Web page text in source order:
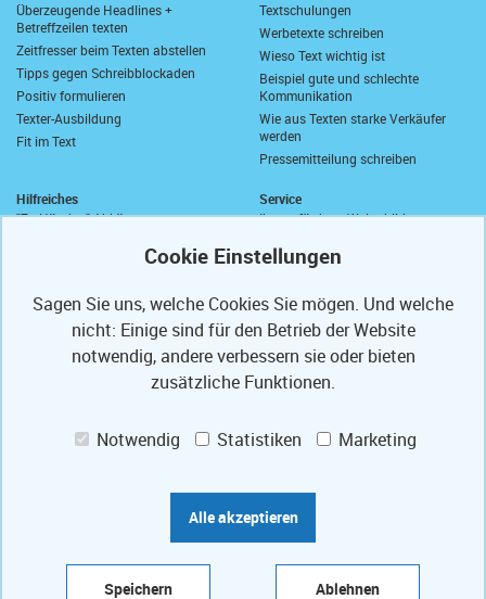
Überzeugende Headlines +
Betreffzeilen texten
Zeitfresser beim Texten abstellen
Tipps gegen Schreibblockaden
Positiv formulieren
Texter-Ausbildung
Fit im Text
Textschulungen
Werbetexte schreiben
Wieso Text wichtig ist
Beispiel gute und schlechte
Kommunikation
Wie aus Texten starke Verkäufer
werden
Pressemitteilung schreiben
Hilfreiches
"Zu Händen" Abkürzung
Wie schreibt man "wie viel"?
Längstes deutsches Wort
Anrede in E-Mails
Anschriften und Anreden
Ihre Code-Card
Service
Ihre geförderte Weiterbildung
Ihre Texterfibel
Homepage-Test
Muster-Widerrufsformular
Partner
Referenzen
Jobs
Werkstudent*in (m/w/d) Informatik
/ IT
Sagen Sie uns, welche Cookies Sie mögen. Und welche
nicht: Einige sind für den Betrieb der Website
notwendig, andere verbessern sie oder bieten
zusätzliche Funktionen.
Notwendig Statistiken Marketing
Alle akzeptieren
Speichern Ablehnen